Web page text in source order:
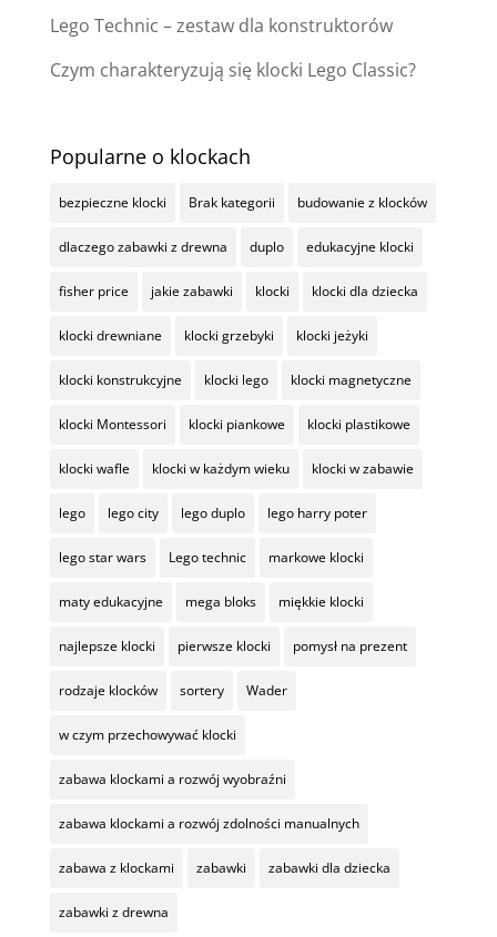
Lego Technic – zestaw dla konstruktorów
Czym charakteryzują się klocki Lego Classic?
Popularne o klockach
bezpieczne klocki Brak kategorii budowanie z klocków
dlaczego zabawki z drewna duplo edukacyjne klocki
fisher price jakie zabawki klocki klocki dla dziecka
klocki drewniane klocki grzebyki klocki jeżyki
klocki konstrukcyjne klocki lego klocki magnetyczne
klocki Montessori klocki piankowe klocki plastikowe
klocki wafle klocki w każdym wieku klocki w zabawie
lego lego city lego duplo lego harry poter
lego star wars Lego technic markowe klocki
maty edukacyjne mega bloks miękkie klocki
najlepsze klocki pierwsze klocki pomysł na prezent
rodzaje klocków sortery Wader
w czym przechowywać klocki
zabawa klockami a rozwój wyobraźni
zabawa klockami a rozwój zdolności manualnych
zabawa z klockami zabawki zabawki dla dziecka
zabawki z drewna